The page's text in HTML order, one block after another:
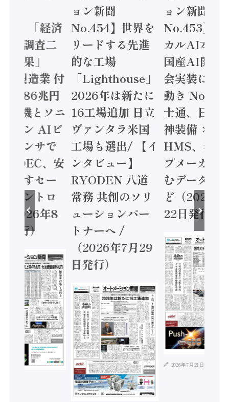
】「経済
態調査二
結果」
年製造業 付
額86兆円
電機とソニ
コン AIビ
センサで
/ IDEC、安
かすセー
コントロ
2026年8
発行）
ョン新聞
No.454】世界を
リードする先進
的な工場
「Lighthouse」
2026年は新たに
16工場追加 日立
ヴァンタラ米国
工場も選出/ 【イ
ンタビュー】
RYODEN 八道
常務 共創のソリ
ューションパー
トナーへ /
（2026年7月29
日発行）
ョン新聞
No.453】フ
カルAI本格
国産AI開発
会実装に活
動き
士通、日立
神装備 ×
HMS、老舗
プメーカー
むデータ活
ど（2026年
22日発行）
2026年7月21日